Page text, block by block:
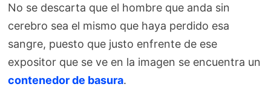
No se descarta que el hombre que anda sin
cerebro sea el mismo que haya perdido esa
sangre, puesto que justo enfrente de ese
expositor que se ve en la imagen se encuentra un
contenedor de basura.